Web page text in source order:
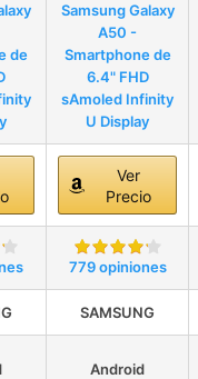
de
Samsung Galaxy
A50 -
Smartphone de
6.4" FHD
sAmoled Infinity
U Display
Ver
Precio
779 opiniones
SAMSUNG
Android